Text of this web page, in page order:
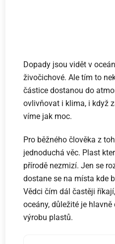
Dopady jsou vidět v
živočichové. Ale tím to
částice dostanou do
ovlivňovat i klima, i když
víme jak moc.
Pro běžného člověka z
jednoduchá věc. Plast
přírodě nezmizí. Jen se
dostane se na místa kde
Vědci čím dál častěji
oceány, důležité je
výrobu plastů.